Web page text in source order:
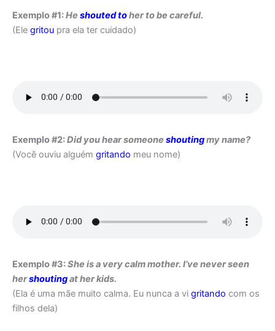
Exemplo #1:He shouted toher to be careful.
(Ele gritou pra ela ter cuidado)
Exemplo #2:Did you hear someone shoutingmy name?
(Você ouviu alguém gritando meu nome)
Exemplo #3:She is a very calm mother. I’ve never seen
hershoutingat her kids.
(Ela é uma mãe muito calma. Eu nunca a vi gritando com os
filhos dela)